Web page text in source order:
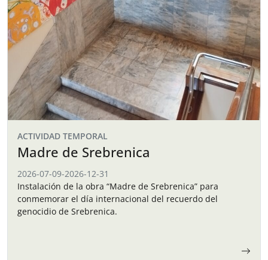
ACTIVIDAD TEMPORAL
Madre de Srebrenica
2026-07-09-2026-12-31
Instalación de la obra “Madre de Srebrenica” para
conmemorar el día internacional del recuerdo del
genocidio de Srebrenica.